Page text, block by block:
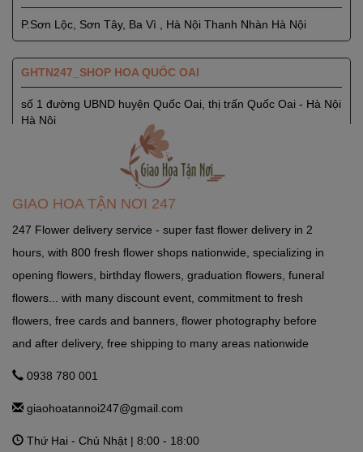
GIAO HOA TẬN NƠI 247
247 Flower delivery service - super fast flower delivery in 2
hours, with 800 fresh flower shops nationwide, specializing in
opening flowers, birthday flowers, graduation flowers, funeral
flowers... with many discount event, commitment to fresh
flowers, free cards and banners, flower photography before
and after delivery, free shipping to many areas nationwide
0938 780 001
giaohoatannoi247@gmail.com
Thứ Hai - Chủ Nhật | 8:00 - 18:00
P.Sơn Lộc, Sơn Tây, Ba Vì , Hà Nội Thanh Nhàn Hà Nội
GHTN247_SHOP HOA QUỐC OAI
số 1 đường UBND huyện Quốc Oai, thị trấn Quốc Oai - Hà Nội
Hà Nội
GHTN247_SHOP HOA SÓC SƠN
Quốc Lộ 3, Xã Phù Lỗ, Huyện Sóc Sơn, Thành Phố Hà Nội
Tỉnh Lộ 84, TT. Liên Quan, Thạch Thất, Hà Nội Hà Nội
GHTN247_SHOP HOA THANH OAI
Số 7 Dốc Mọc - Cao Dương - Thanh Oai - Hà Nội Hà Nội